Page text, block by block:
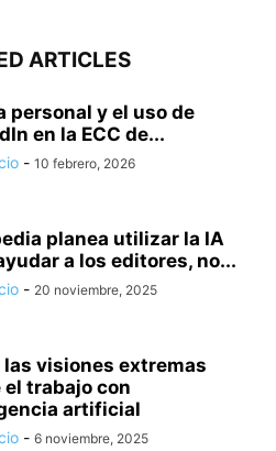
ARTICLES
personal y el uso de
en la ECC de...
- 10 febrero, 2026
planea utilizar la IA
a los editores, no...
- 20 noviembre, 2025
las visiones extremas
el trabajo con
artificial
- 6 noviembre, 2025